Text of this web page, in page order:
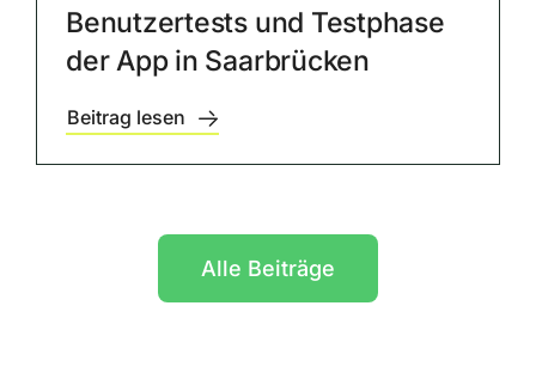
Benutzertests und Testphase
der App in Saarbrücken
Beitrag lesen
Alle Beiträge